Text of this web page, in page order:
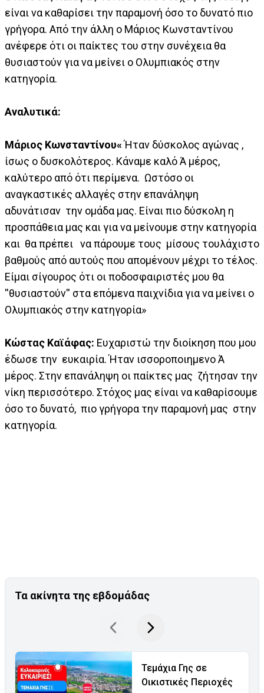
είναι να καθαρίσει την παραμονή όσο το δυνατό πιο
γρήγορα. Από την άλλη ο Μάριος Κωνσταντίνου
ανέφερε ότι οι παίκτες του στην συνέχεια θα
θυσιαστούν για να μείνει ο Ολυμπιακός στην
κατηγορία.
Αναλυτικά:
Μάριος Κωνσταντίνου«Ήταν δύσκολος αγώνας ,
ίσως ο δυσκολότερος. Κάναμε καλό Ά μέρος,
καλύτερο από ότι περίμενα. Ωστόσο οι
αναγκαστικές αλλαγές στην επανάληψη
αδυνάτισαν την ομάδα μας. Είναι πιο δύσκολη η
προσπάθεια μας και για να μείνουμε στην κατηγορία
και θα πρέπει να πάρουμε τους μίσους τουλάχιστο
βαθμούς από αυτούς που απομένουν μέχρι το τέλος.
Είμαι σίγουρος ότι οι ποδοσφαιριστές μου θα
''θυσιαστούν'' στα επόμενα παιχνίδια για να μείνει ο
Ολυμπιακός στην κατηγορία»
Κώστας Καϊάφας: Ευχαριστώ την διοίκηση που μου
έδωσε την ευκαιρία. Ήταν ισσοροποιημενο Ά
μέρος. Στην επανάληψη οι παίκτες μας ζήτησαν την
νίκη περισσότερο. Στόχος μας είναι να καθαρίσουμε
όσο το δυνατό, πιο γρήγορα την παραμονή μας στην
κατηγορία.
Τα ακίνητα της εβδομάδας
Τεμάχια Γης σε
Οικιστικές Περιοχές